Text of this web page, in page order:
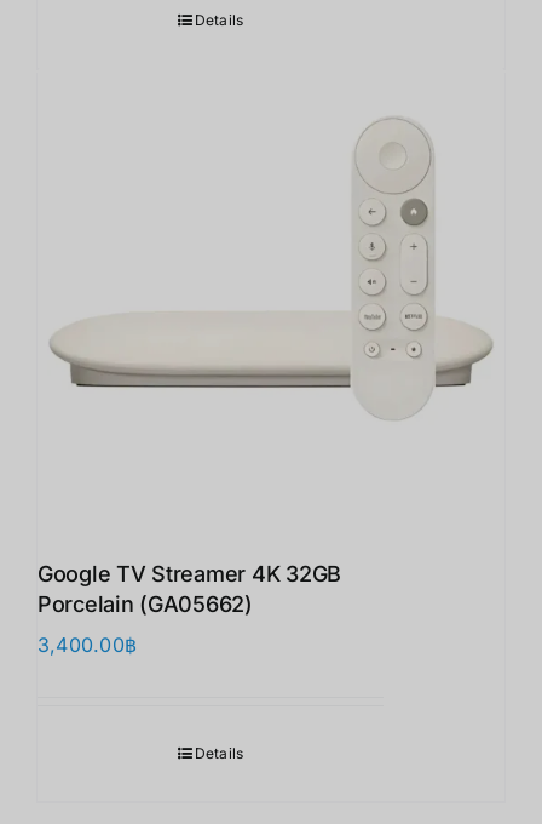
Details
Google TV Streamer 4K 32GB
Porcelain (GA05662)
3,400.00฿
Details